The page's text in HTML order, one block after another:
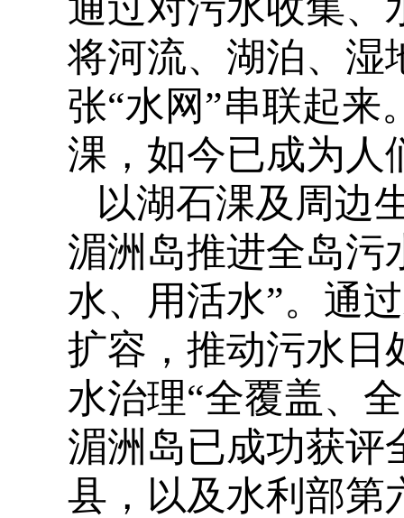
将河流、湖泊、湿
张“水网”串联起来
淉，如今已成为人
以湖石淉及周边
湄洲岛推进全岛污
水、用活水”。通
扩容，推动污水日
水治理“全覆盖、
湄洲岛已成功获评
县，以及水利部第